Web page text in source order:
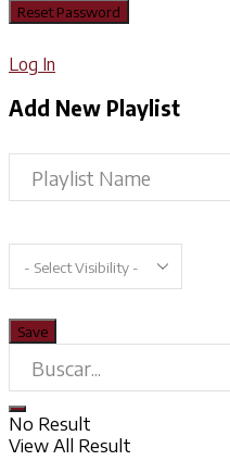
Log In
Add New Playlist
No Result
View All Result